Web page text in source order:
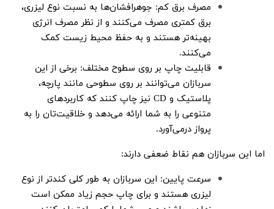
مصرف برق کم: جوهرافشان‌ها به نسبت نوع لیزری،
برق کمتری مصرف می‌کنند و از نظر مصرف انرژی
بهینه‌تر هستند و به حفظ محیط زیست کمک
می‌کنند.
قابلیت چاپ بر روی سطوح مختلف: برخی از این
سربازان می‌توانند بر روی سطوحی مانند پارچه،
پلاستیک و CD نیز چاپ کنند که کاربردهای
متنوعی را به شما ارائه می‌دهد و خلاقیت‌تان را به
پرواز درمی‌آورد.
اما این سربازان هم نقاط ضعفی دارند:
سرعت پایین: این سربازان به طور کلی کندتر از نوع
لیزری هستند و برای چاپ حجم زیاد ممکن است